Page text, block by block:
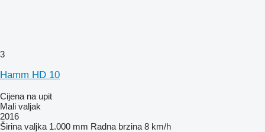
3
Hamm HD 10
Cijena na upit
Mali valjak
2016
Širina valjka 1.000 mm Radna brzina 8 km/h